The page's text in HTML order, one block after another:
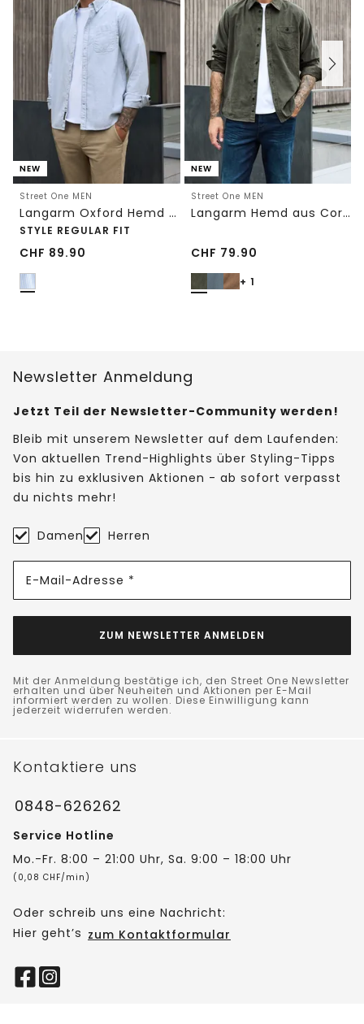
NEW
Street One MEN
Langarm Oxford Hemd mit Streifenmuster
STYLE REGULAR FIT
CHF 89.90
NEW
Street One MEN
Langarm Hemd aus Cord in Unifarbe
CHF 79.90
+ 1
Newsletter Anmeldung
Jetzt Teil der Newsletter-Community werden!
Bleib mit unserem Newsletter auf dem Laufenden:
Von aktuellen Trend-Highlights über Styling-Tipps
bis hin zu exklusiven Aktionen - ab sofort verpasst
du nichts mehr!
Damen Herren
E-Mail-Adresse *
ZUM NEWSLETTER ANMELDEN
Mit der Anmeldung bestätige ich, den Street One Newsletter
erhalten und über Neuheiten und Aktionen per E-Mail
informiert werden zu wollen. Diese Einwilligung kann
jederzeit widerrufen werden.
Kontaktiere uns
0848-626262
Service Hotline
Mo.-Fr. 8:00 – 21:00 Uhr, Sa. 9:00 – 18:00 Uhr
(0,08 CHF/min)
Oder schreib uns eine Nachricht:
Hier geht’s zum Kontaktformular